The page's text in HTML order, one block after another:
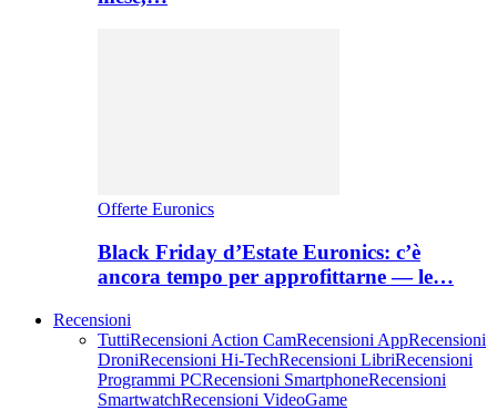
Offerte Euronics
Black Friday d’Estate Euronics: c’è
ancora tempo per approfittarne — le…
Recensioni
TuttiRecensioni Action CamRecensioni AppRecensioni
DroniRecensioni Hi-TechRecensioni LibriRecensioni
Programmi PCRecensioni SmartphoneRecensioni
SmartwatchRecensioni VideoGame